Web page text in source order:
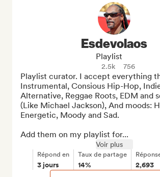
Esdevolaos
Playlist
2.5k 756
Playlist curator. I accept everything
Instrumental, Consious Hip-Hop,
Alternative, Reggae Roots, EDM and
(Like Michael Jackson), And moods:
Energetic, Moody and Sad.
Add them on my playlist for...
Voir plus
Répond en
3 jours
Taux de partage
14% 2,693